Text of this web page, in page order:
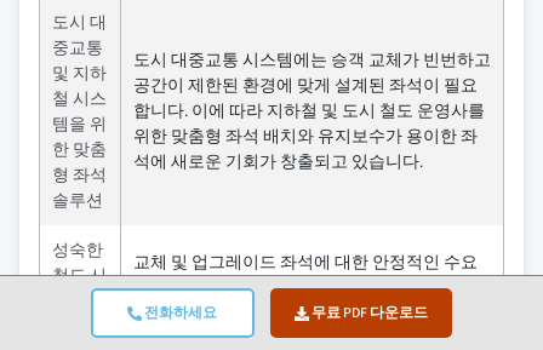
전화하세요 무료 PDF 다운로드
도시 대
중교통
및 지하
철 시스
템을 위
한 맞춤
형 좌석
솔루션
도시 대중교통 시스템에는 승객 교체가 빈번하고
공간이 제한된 환경에 맞게 설계된 좌석이 필요
합니다. 이에 따라 지하철 및 도시 철도 운영사를
위한 맞춤형 좌석 배치와 유지보수가 용이한 좌
석에 새로운 기회가 창출되고 있습니다.
성숙한
철도 시
장의 개
교체 및 업그레이드 좌석에 대한 안정적인 수요
를 창출하여, 제조업체가 신규 열차 수주에만 의
존하지 않고 현대적인 솔루션을 공급할 수 있도
록 합니다.